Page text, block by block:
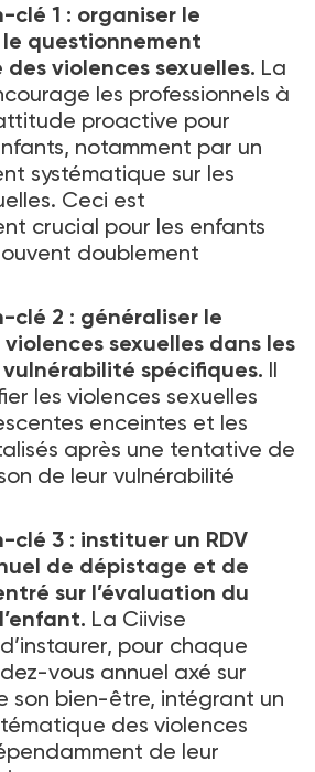
clé 1 : organiser le
questionnement
violences sexuelles. La
les professionnels à
proactive pour
notamment par un
systématique sur les
Ceci est
crucial pour les enfants
doublement
clé 2 : généraliser le
sexuelles dans les
spécifiques. Il
les violences sexuelles
enceintes et les
après une tentative de
de leur vulnérabilité
clé 3 : instituer un RDV
de dépistage et de
sur l’évaluation du
La Ciivise
pour chaque
vous annuel axé sur
son bien-être, intégrant un
des violences
de leur